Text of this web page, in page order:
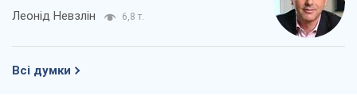
Леонід Невзлін 6,8 т.
Всі думки